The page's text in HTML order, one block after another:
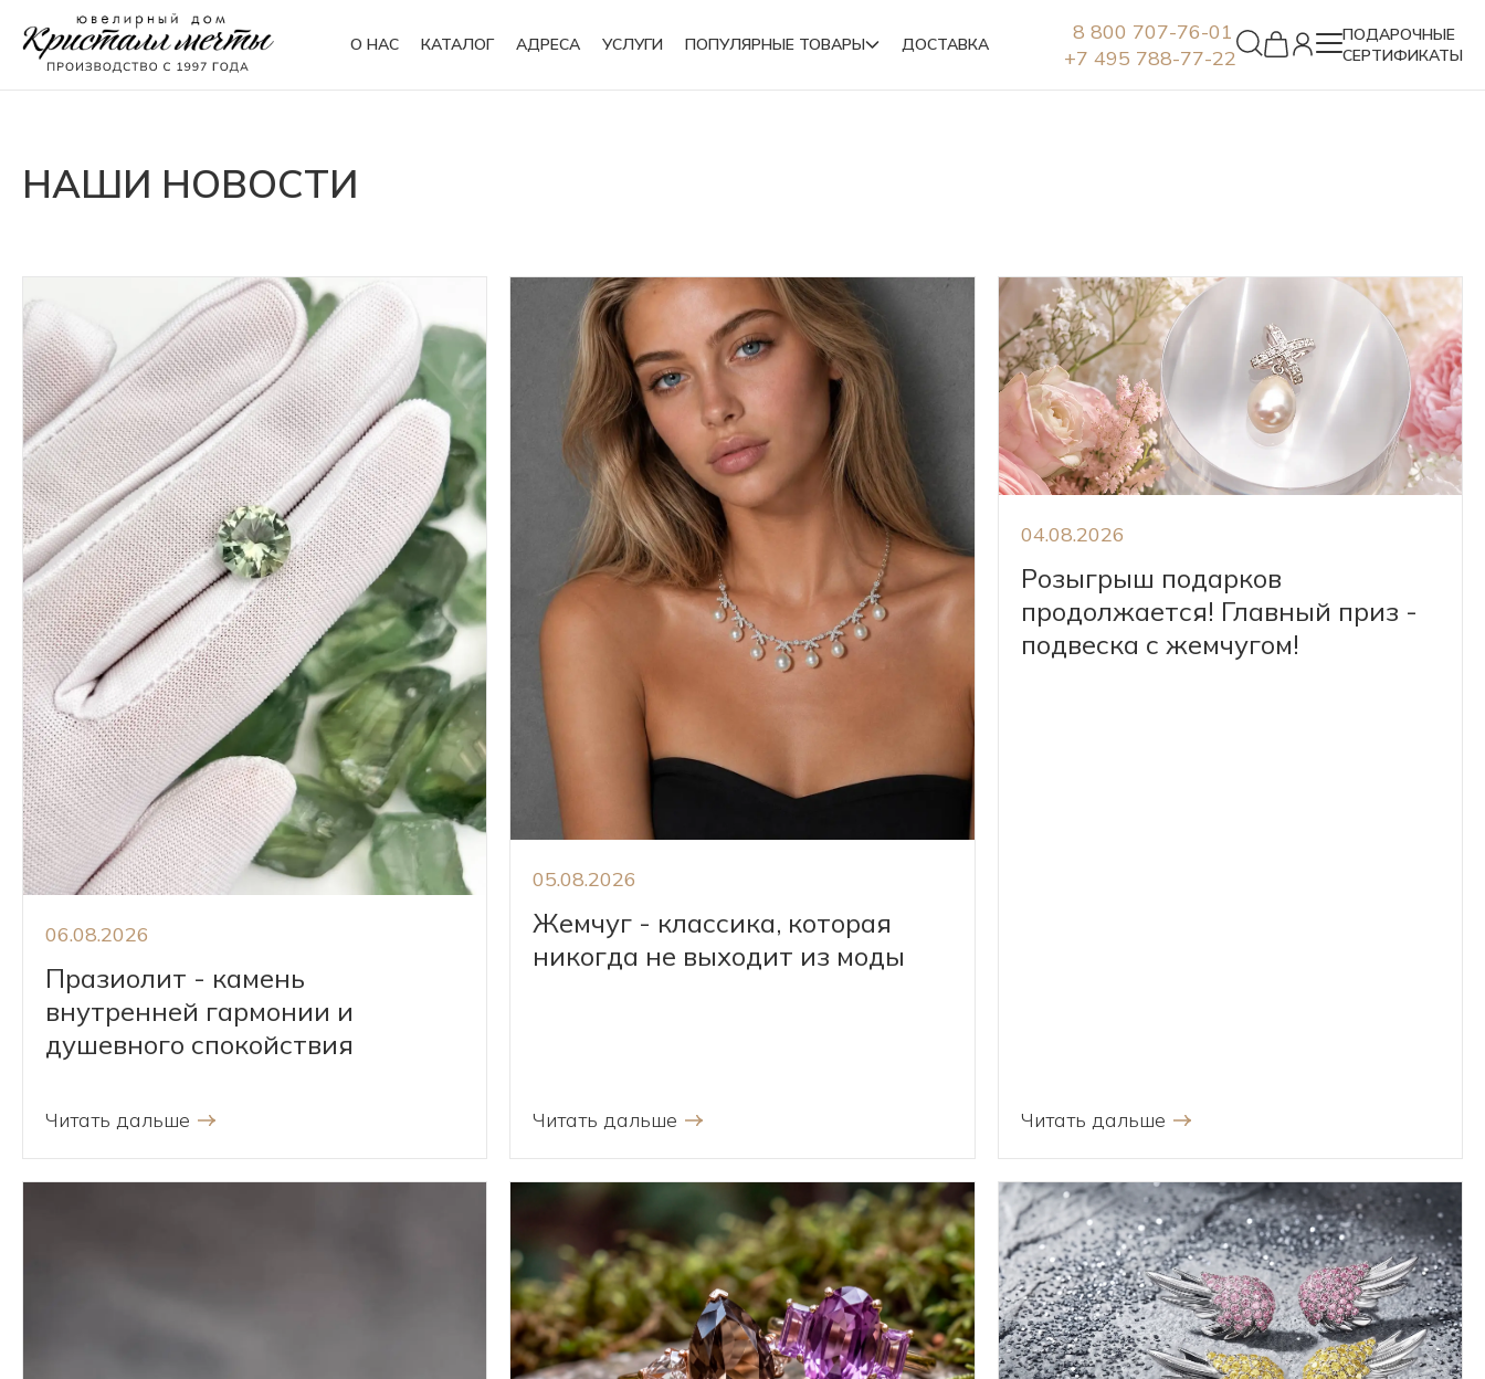
О НАС КАТАЛОГ АДРЕСА УСЛУГИ ПОПУЛЯРНЫЕ ТОВАРЫ ДОСТАВКА
8 800 707-76-01
+7 495 788-77-22
ПОДАРОЧНЫЕ
СЕРТИФИКАТЫ
НАШИ НОВОСТИ
06.08.2026
Празиолит - камень
внутренней гармонии и
душевного спокойствия
Читать дальше
05.08.2026
Жемчуг - классика, которая
никогда не выходит из моды
Читать дальше
04.08.2026
Розыгрыш подарков
продолжается! Главный приз -
подвеска с жемчугом!
Читать дальше